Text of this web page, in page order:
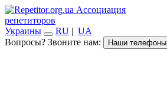
Ассоциация
репетиторов
Украины
RU | UA
Вопросы? Звоните нам:
Наши телефоны